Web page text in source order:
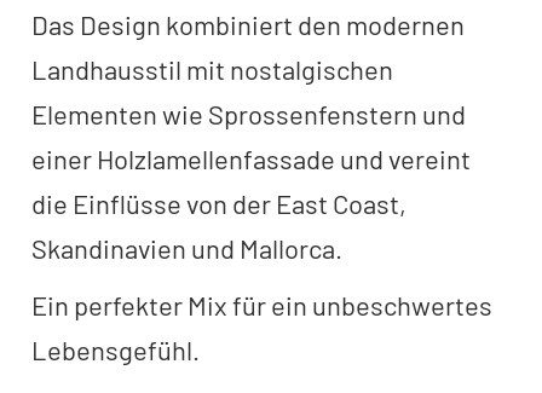
Das Design kombiniert den modernen
Landhausstil mit nostalgischen
Elementen wie Sprossenfenstern und
einer Holzlamellenfassade und vereint
die Einflüsse von der East Coast,
Skandinavien und Mallorca.
Ein perfekter Mix für ein unbeschwertes
Lebensgefühl.